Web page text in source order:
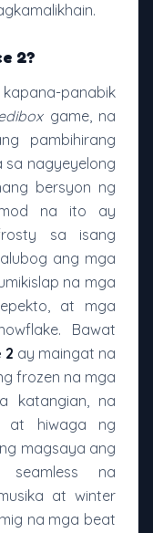
2?
kapana-panabik
game, na
pambihirang
sa nagyeyelong
bersyon ng
na ito ay
sa isang
ang mga
na mga
at mga
Bawat
2 ay maingat na
frozen na mga
katangian, na
at hiwaga ng
magsaya ang
na
at winter
na mga beat